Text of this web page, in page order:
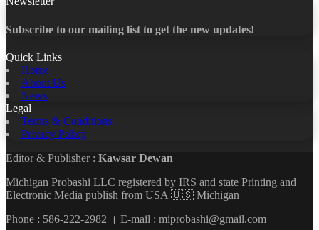
Subscribe to our mailing list to get the new updates!
Quick Links
Home
About Us
News
Legal
Terms & Conditions
Privacy Policy
Editor & Publisher : Kawsar Dewan
Michigan Probashi LLC registered by IRS and state Printing and
Electronic Media publish from USA 🇺🇸 Michigan
Phone : 586-222-2982 । E-mail : miprobashi@gmail.com